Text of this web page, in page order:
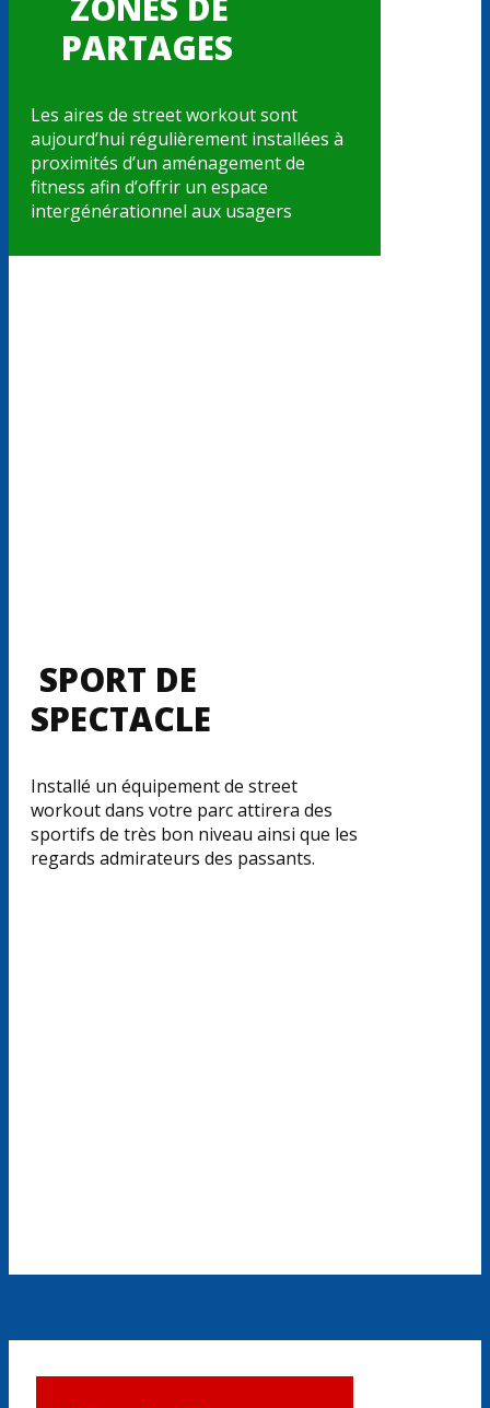
PARTAGES
Les aires de street workout sont
aujourd’hui régulièrement installées à
proximités d’un aménagement de
fitness afin d’offrir un espace
intergénérationnel aux usagers
SPORT DE
SPECTACLE
Installé un équipement de street
workout dans votre parc attirera des
sportifs de très bon niveau ainsi que les
regards admirateurs des passants.